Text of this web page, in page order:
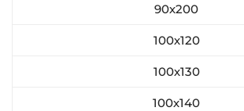
90х200
100х120
100х130
100х140